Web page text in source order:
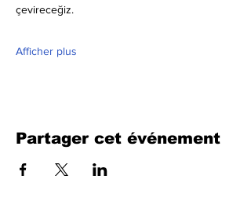
çevireceğiz.
Afficher plus
Partager cet événement